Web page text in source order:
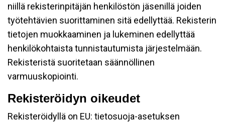
niillä rekisterinpitäjän henkilöstön jäsenillä joiden
työtehtävien suorittaminen sitä edellyttää. Rekisterin
tietojen muokkaaminen ja lukeminen edellyttää
henkilökohtaista tunnistautumista järjestelmään.
Rekisteristä suoritetaan säännöllinen
varmuuskopiointi.
Rekisteröidyn oikeudet
Rekisteröidyllä on EU: tietosuoja-asetuksen